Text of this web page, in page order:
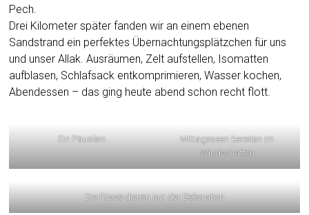
Pech.
Drei Kilometer später fanden wir an einem ebenen
Sandstrand ein perfektes Übernachtungsplätzchen für uns
und unser Allak. Ausräumen, Zelt aufstellen, Isomatten
aufblasen, Schlafsack entkomprimieren, Wasser kochen,
Abendessen – das ging heute abend schon recht flott.
Ein Päuslein
Mittagessen bereiten im
Windschatten
Die Füsse dienen nur der Dekoration